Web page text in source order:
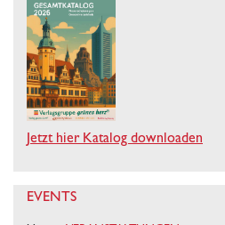
Jetzt hier Katalog downloaden
EVENTS